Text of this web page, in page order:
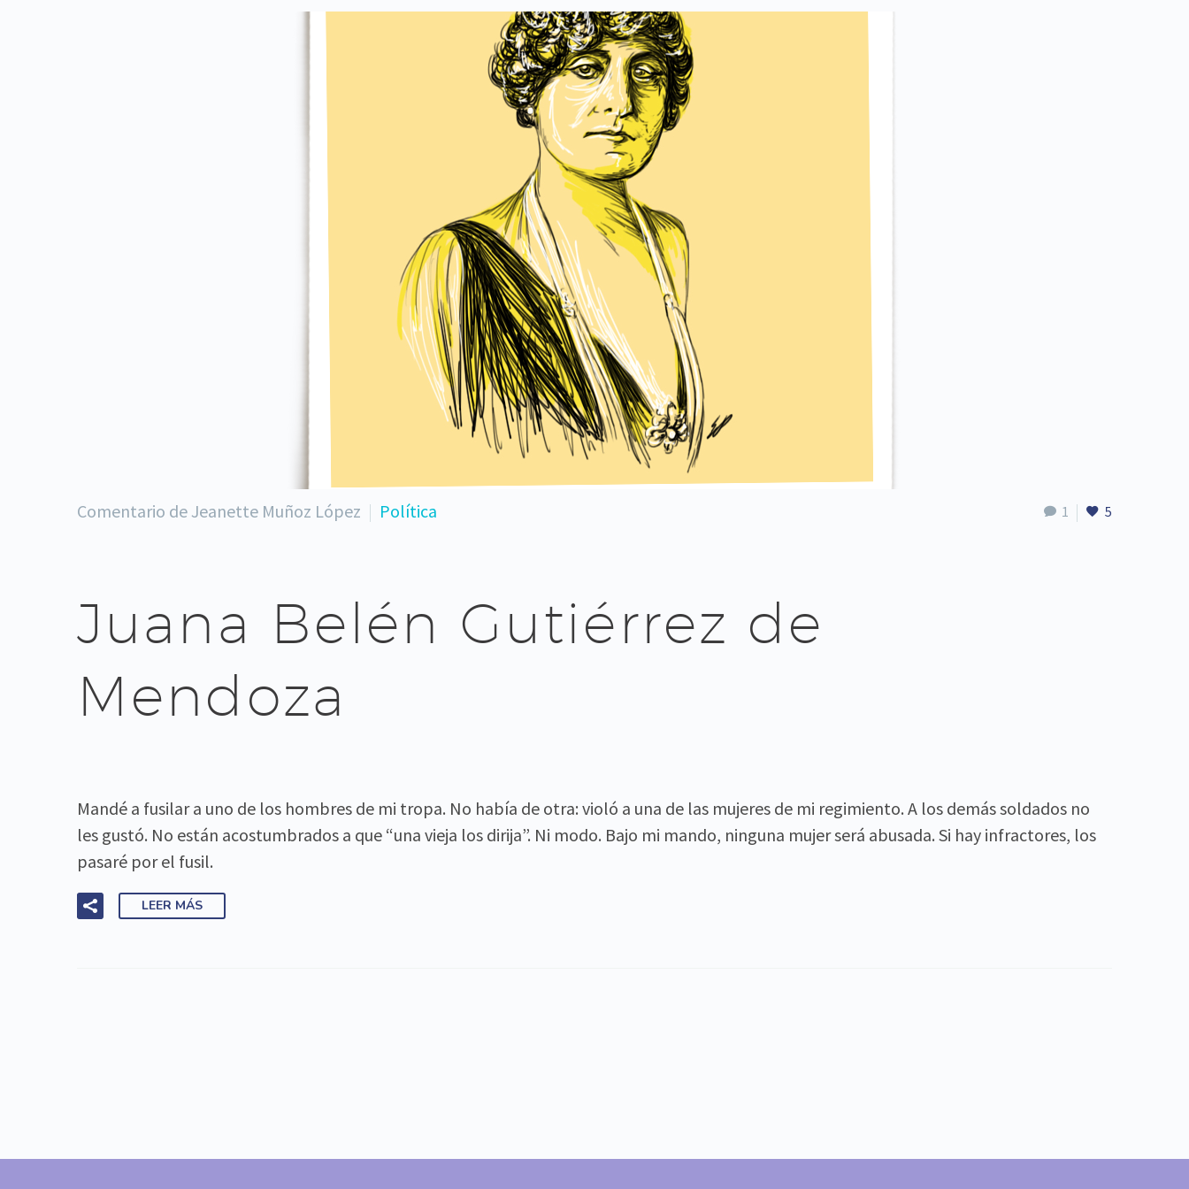
1 5
Comentario de Jeanette Muñoz López Política
Juana Belén Gutiérrez de
Mendoza
Mandé a fusilar a uno de los hombres de mi tropa. No había de otra: violó a una de las mujeres de mi regimiento. A los demás soldados no
les gustó. No están acostumbrados a que “una vieja los dirija”. Ni modo. Bajo mi mando, ninguna mujer será abusada. Si hay infractores, los
pasaré por el fusil.
LEER MÁS